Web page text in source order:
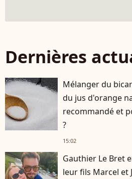
Dernières
Mélanger du
du jus d'orange
recommandé et
?
15:02
Gauthier Le Bret
leur fils Marcel et